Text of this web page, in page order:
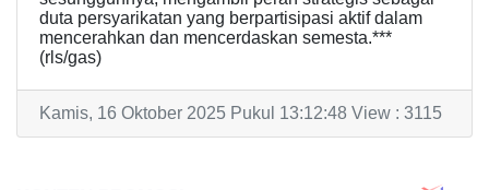
duta persyarikatan yang berpartisipasi aktif dalam
mencerahkan dan mencerdaskan semesta.***
(rls/gas)
Kamis, 16 Oktober 2025 Pukul 13:12:48 View : 3115